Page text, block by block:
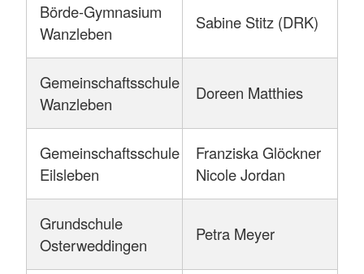
Börde-Gymnasium
Wanzleben
Sabine Stitz (DRK)
Gemeinschaftsschule
Wanzleben
Doreen Matthies
Gemeinschaftsschule
Eilsleben
Franziska Glöckner
Nicole Jordan
Grundschule
Osterweddingen
Petra Meyer